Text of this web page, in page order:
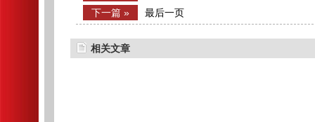
师规范化培训招生简章
下一篇 » 最后一页
相关文章